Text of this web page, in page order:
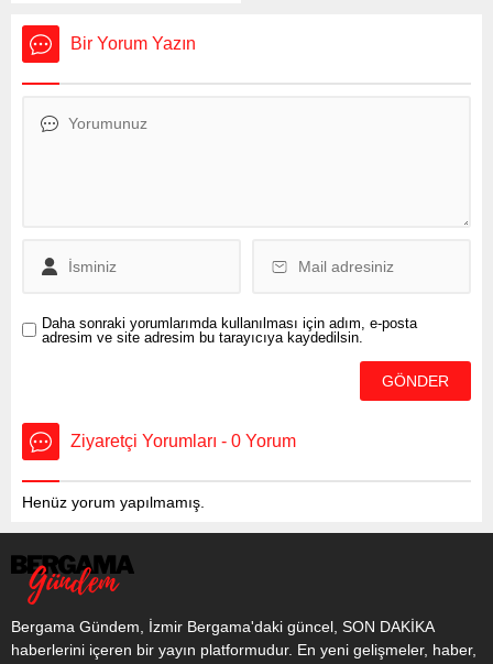
kişilerin banka hesaplarını
kara para akışında
medya üzerinden kurdukları
Bir Yorum Yazın
Daha sonraki yorumlarımda kullanılması için adım, e-posta
adresim ve site adresim bu tarayıcıya kaydedilsin.
Ziyaretçi Yorumları - 0 Yorum
Henüz yorum yapılmamış.
Bergama Gündem, İzmir Bergama'daki güncel, SON DAKİKA
haberlerini içeren bir yayın platformudur. En yeni gelişmeler, haber,